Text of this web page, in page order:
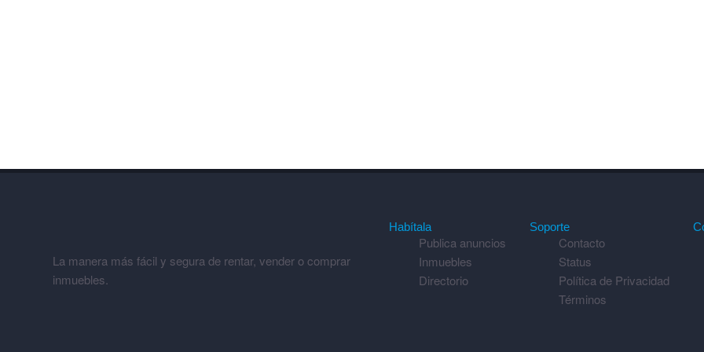
La manera más fácil y segura de rentar, vender o comprar
inmuebles.
Habítala
Publica anuncios
Inmuebles
Directorio
Soporte
Contacto
Status
Política de Privacidad
Términos